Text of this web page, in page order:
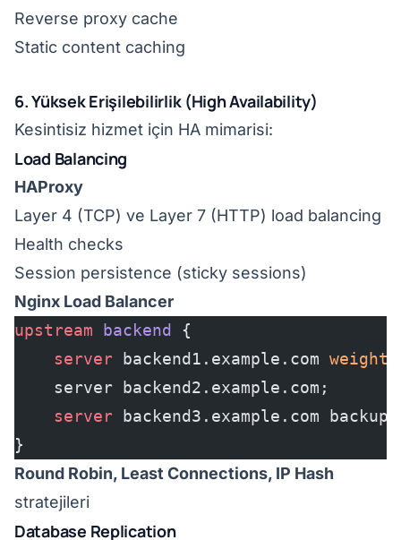
Reverse proxy cache
Static content caching
6. Yüksek Erişilebilirlik (High Availability)
Kesintisiz hizmet için HA mimarisi:
Load Balancing
HAProxy
Layer 4 (TCP) ve Layer 7 (HTTP) load balancing
Health checks
Session persistence (sticky sessions)
Nginx Load Balancer
upstream backend {
    server
backend1.example.com weight
    server backend2.example.com;
    server
backend3.example.com backup;
}
Round Robin, Least Connections, IP Hash
stratejileri
Database Replication